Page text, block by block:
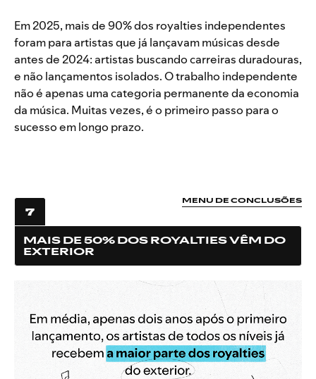
Em 2025, mais de 90% dos royalties independentes
foram para artistas que já lançavam músicas desde
antes de 2024: artistas buscando carreiras duradouras,
e não lançamentos isolados. O trabalho independente
não é apenas uma categoria permanente da economia
da música. Muitas vezes, é o primeiro passo para o
sucesso em longo prazo.
7
MENU DE CONCLUSÕES
MAIS DE 50% DOS ROYALTIES VÊM DO
EXTERIOR